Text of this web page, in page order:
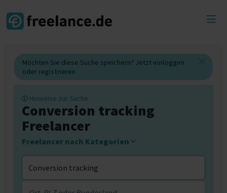
Möchten Sie diese Suche speichern? Jetzt einloggen
oder registrieren
Hinweise zur Suche
Conversion tracking
Freelancer
Freelancer nach Kategorien